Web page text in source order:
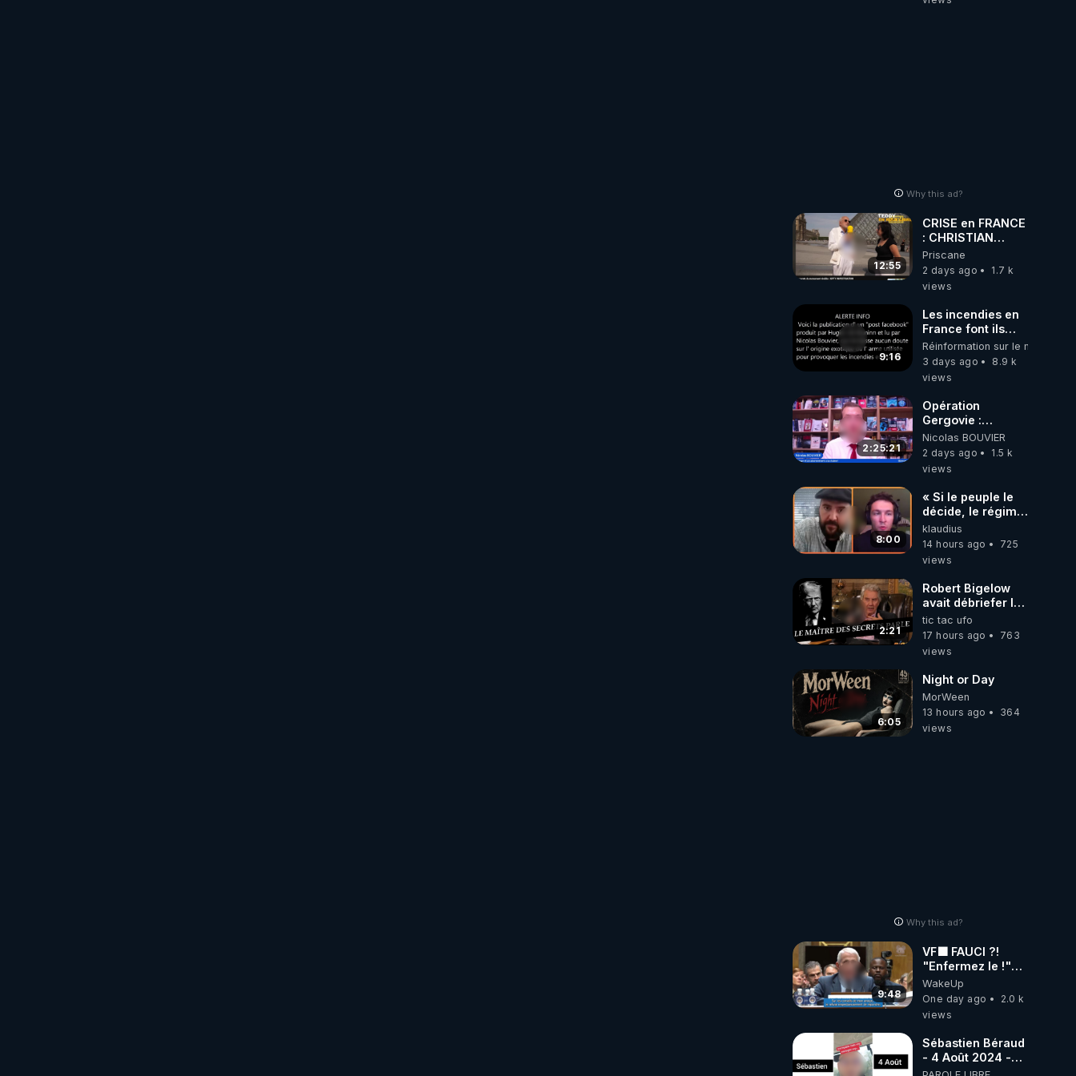
Why this ad?
12:55
CRISE en FRANCE
: CHRISTIAN
COTTEN FAIT une
étrange
découverte
Priscane
2 days ago
1.7 k
views
9:16
Les incendies en
France font ils
partie d' un plan
qui aurait débuté
le 11 septembre
Réinformation sur le monde
3 days ago
8.9 k
views
2:25:21
Opération
Gergovie :
‪@38resistancegauloise‬
‪@MarionSigautOfficiel‬
‪@gladysriifard5710‬
Nicolas BOUVIER
2 days ago
1.5 k
views
8:00
« Si le peuple le
décide, le régime
peut tomber
demain ! »
klaudius
14 hours ago
725
views
2:21
Robert Bigelow
avait débriefer le
pédophile
génocidaire de
donald j trump
tic tac ufo
17 hours ago
763
views
6:05
Night or Day
MorWeen
13 hours ago
364
views
Why this ad?
9:48
VF🟩 FAUCI ?!
"Enfermez le !"
(Lock him up!) -
Quartz Traduction
WakeUp
One day ago
2.0 k
views
Sébastien Béraud
- 4 Août 2024 -
Incroyable mais